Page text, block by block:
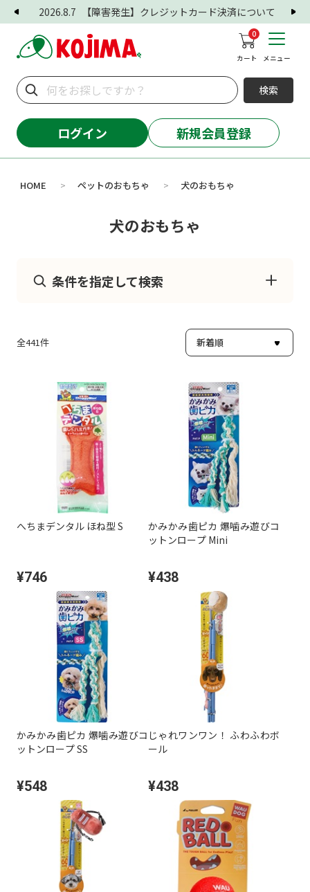
2026.8.7 【障害発生】クレジットカード決済について
0
カート メニュー
検索
ログイン 新規会員登録
HOME > ペットのおもちゃ > 犬のおもちゃ
犬のおもちゃ
条件を指定して検索
全441件
へちまデンタル ほね型 S
¥746
かみかみ歯ピカ 爆噛み遊びコ
ットンロープ Mini
¥438
かみかみ歯ピカ 爆噛み遊びコ
ットンロープ SS
¥548
じゃれワンワン！ ふわふわボ
ール
¥438